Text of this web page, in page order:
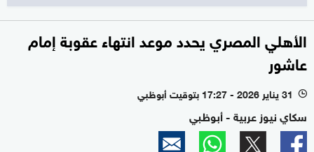
الأهلي المصري يحدد موعد انتهاء عقوبة إمام
عاشور
l 31 يناير 2026 - 17:27 بتوقيت أبوظبي
سكاي نيوز عربية - أبوظبي